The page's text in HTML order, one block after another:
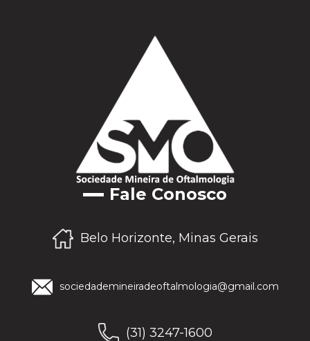
Fale Conosco
Belo Horizonte, Minas Gerais
sociedademineiradeoftalmologia@gmail.com
(31) 3247-1600